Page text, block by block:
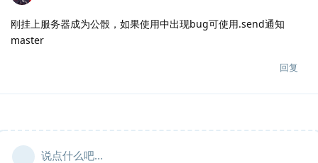
刚挂上服务器成为公骰，如果使用中出现bug可使用.send通知
master
回复
说点什么吧...